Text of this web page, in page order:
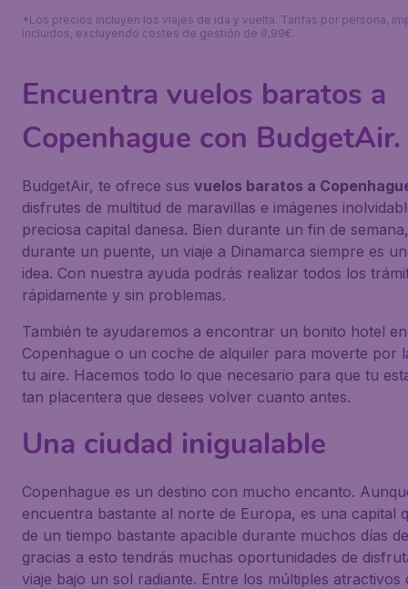
*Los precios incluyen los viajes de ida y vuelta. Tarifas por persona,
incluidos, excluyendo costes de gestión de 9,99€.
Encuentra vuelos baratos a
Copenhague con BudgetAir.
BudgetAir, te ofrece sus vuelos baratos a
disfrutes de multitud de maravillas e imágenes
preciosa capital danesa. Bien durante un fin de
durante un puente, un viaje a Dinamarca siempre es
idea. Con nuestra ayuda podrás realizar todos los
rápidamente y sin problemas.
También te ayudaremos a encontrar un bonito hotel en
Copenhague o un coche de alquiler para moverte por
tu aire. Hacemos todo lo que necesario para que tu
tan placentera que desees volver cuanto antes.
Una ciudad inigualable
Copenhague es un destino con mucho encanto.
encuentra bastante al norte de Europa, es una capital
de un tiempo bastante apacible durante muchos días
gracias a esto tendrás muchas oportunidades de
viaje bajo un sol radiante. Entre los múltiples atractivos